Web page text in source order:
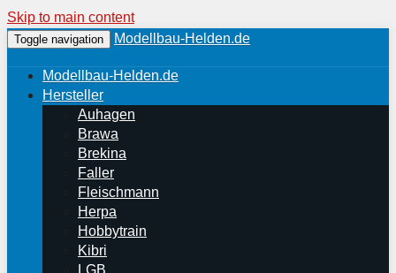
Skip to main content
Toggle navigation Modellbau-Helden.de
Modellbau-Helden.de
Hersteller
Auhagen
Brawa
Brekina
Faller
Fleischmann
Herpa
Hobbytrain
Kibri
LGB